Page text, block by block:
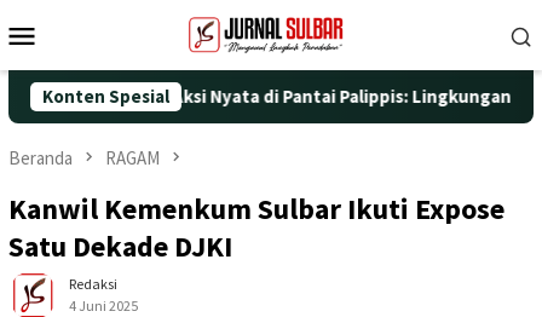
ke
Mobile
Konten Spesial
dengan Aksi Nyata di Pantai Palippis: Lingkungan dan
Beranda RAGAM
Kanwil Kemenkum Sulbar Ikuti Expose
Satu Dekade DJKI
Redaksi
4 Juni 2025